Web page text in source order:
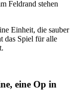
Feldrand stehen
Einheit, die sauber
das Spiel für alle
eine Op in